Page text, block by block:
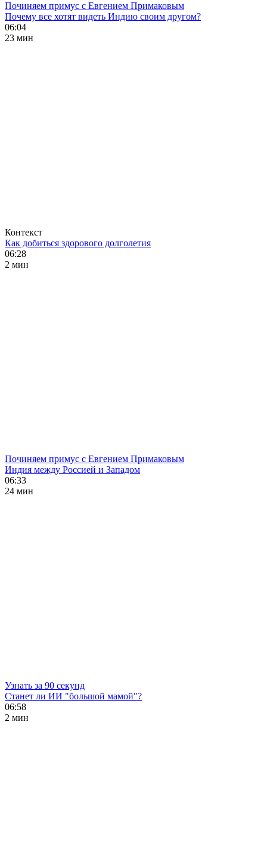
Починяем примус с Евгением Примаковым
Почему все хотят видеть Индию своим другом?
06:04
23 мин
Контекст
Как добиться здорового долголетия
06:28
2 мин
Починяем примус с Евгением Примаковым
Индия между Россией и Западом
06:33
24 мин
Узнать за 90 секунд
Станет ли ИИ "большой мамой"?
06:58
2 мин